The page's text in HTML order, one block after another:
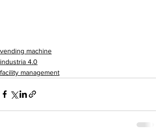
vending machine
industria 4.0
facility management